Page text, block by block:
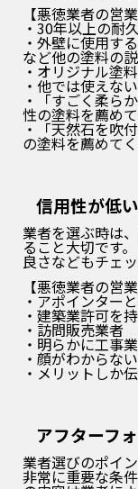
【悪徳業者の営
・30年以上の耐
・外壁に使用す
など他の塗料の
・オリジナル塗
・他では使えな
・「すごく柔ら
性の塗料を薦め
・「天然石を吹
の塗料を薦めて
信用性が低い
業者を選ぶ時は
ること大切です
良さなどもチェ
【悪徳業者の営
・アポインター
・建築業許可を
・訪問販売業者
・明らかに工事
・顔がわからな
・メリットしか
アフターフ
業者選びのポイ
非常に重要な条